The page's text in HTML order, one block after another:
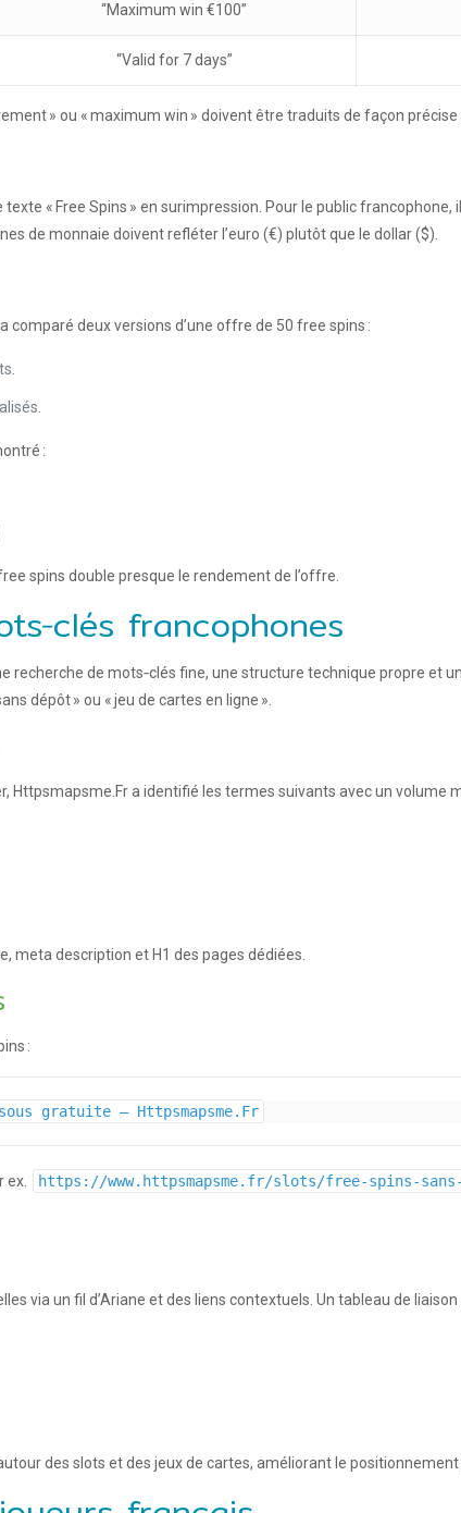
“Maximum win €100”
“Valid for 7 days”
» ou « maximum win » doivent être traduits de façon
« Free Spins » en surimpression. Pour le public
de monnaie doivent refléter l’euro (€) plutôt que le dollar ($).
deux versions d’une offre de 50 free spins :
:
spins double presque le rendement de l’offre.
francophones
recherche de mots‑clés fine, une structure technique propre
dépôt » ou « jeu de cartes en ligne ».
Httpsmapsme.Fr a identifié les termes suivants avec un volume
meta description et H1 des pages dédiées.
:
gratuite – Httpsmapsme.Fr
ex. https://www.httpsmapsme.fr/slots/free-spins-
via un fil d’Ariane et des liens contextuels. Un tableau de
des slots et des jeux de cartes, améliorant le positionnement